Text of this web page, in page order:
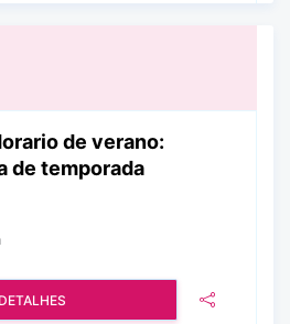
de verano:
de temporada